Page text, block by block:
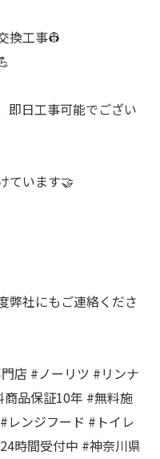
換工事👷
即日工事可能でござい
ています🤝
弊社にもご連絡くださ
店 #ノーリツ #リンナ
品保証10年 #無料施
レンジフード #トイレ
時間受付中 #神奈川県